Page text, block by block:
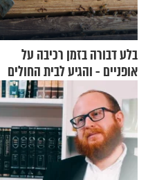
בלע דבורה בזמן רכיבה על
אופניים - והגיע לבית החולים
במצב מסכן חיים